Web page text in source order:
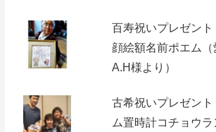
百寿祝いプレゼント
顔絵額名前ポエム
A.H様より ）
古希祝いプレゼント
ム置時計コチョウ